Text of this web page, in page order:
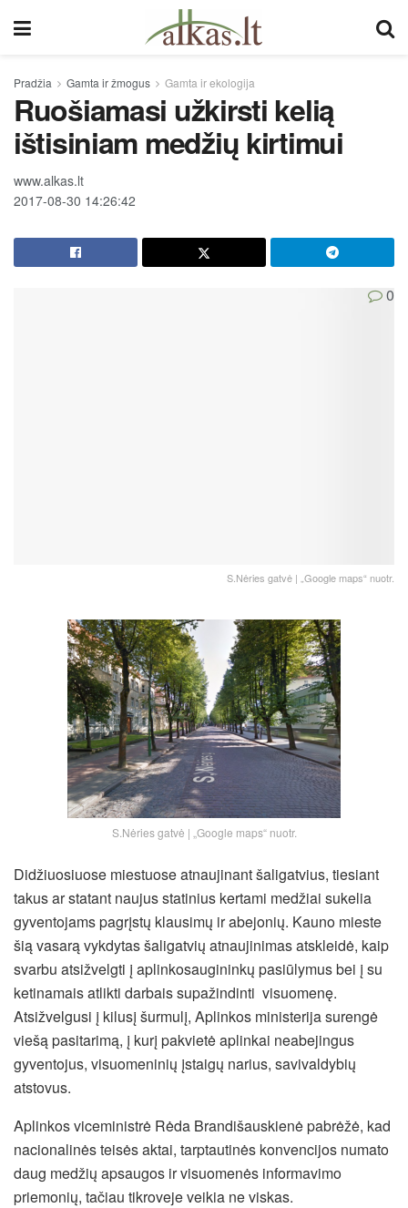
Pradžia Gamta ir žmogus Gamta ir ekologija
Ruošiamasi užkirsti kelią
ištisiniam medžių kirtimui
www.alkas.lt
2017-08-30 14:26:42
0
S.Nėries gatvė | „Google maps“ nuotr.
S.Nėries gatvė | „Google maps“ nuotr.
Didžiuosiuose miestuose atnaujinant šaligatvius, tiesiant
takus ar statant naujus statinius kertami medžiai sukelia
gyventojams pagrįstų klausimų ir abejonių. Kauno mieste
šią vasarą vykdytas šaligatvių atnaujinimas atskleidė, kaip
svarbu atsižvelgti į aplinkosaugininkų pasiūlymus bei į su
ketinamais atlikti darbais supažindinti visuomenę.
Atsižvelgusi į kilusį šurmulį, Aplinkos ministerija surengė
viešą pasitarimą, į kurį pakvietė aplinkai neabejingus
gyventojus, visuomeninių įstaigų narius, savivaldybių
atstovus.
Aplinkos viceministrė Rėda Brandišauskienė pabrėžė, kad
nacionalinės teisės aktai, tarptautinės konvencijos numato
daug medžių apsaugos ir visuomenės informavimo
priemonių, tačiau tikroveje veikia ne viskas.